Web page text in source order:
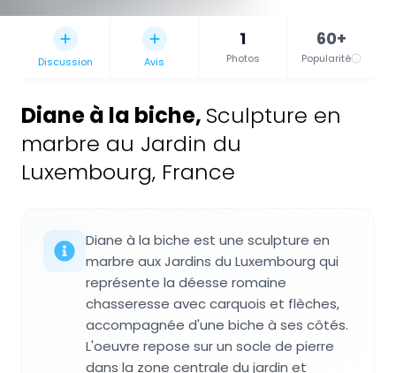
Discussion Avis
1
Photos
60+
Popularité
Diane à la biche, Sculpture en
marbre au Jardin du
Luxembourg, France
Diane à la biche est une sculpture en
marbre aux Jardins du Luxembourg qui
représente la déesse romaine
chasseresse avec carquois et flèches,
accompagnée d'une biche à ses côtés.
L'oeuvre repose sur un socle de pierre
dans la zone centrale du jardin et